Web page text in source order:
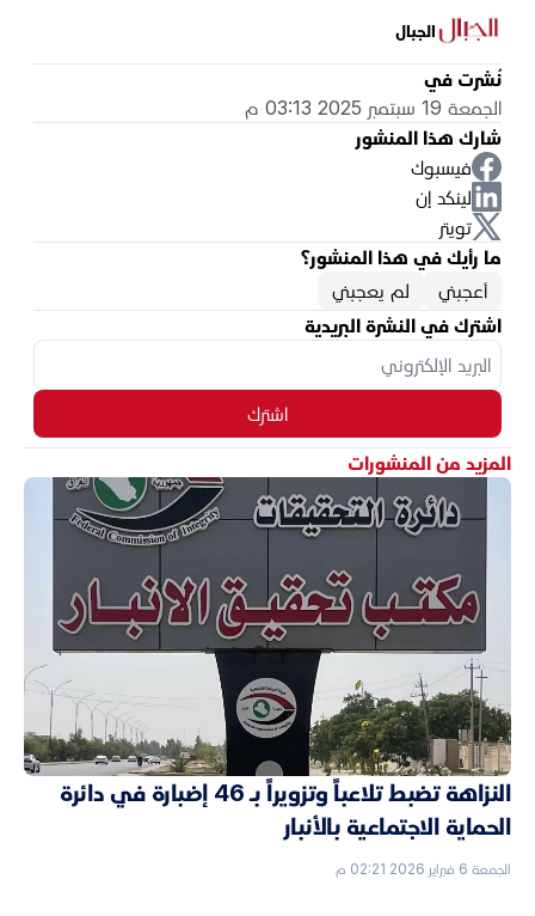
الجبال
نُشرت في
الجمعة 19 سبتمبر 2025 03:13 م
شارك هذا المنشور
فيسبوك
لينكد إن
تويتر
ما رأيك في هذا المنشور؟
أعجبني
لم يعجبني
اشترك في النشرة البريدية
اشترك
المزيد من المنشورات
النزاهة تضبط تلاعباً وتزويراً بـ 46 إضبارة في دائرة
الحماية الاجتماعية بالأنبار
الجمعة 6 فبراير 2026 02:21 م